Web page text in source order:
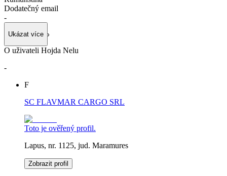
Dodatečný email
-
Ukázat více
O uživateli Hojda Nelu
-
F
SC FLAVMAR CARGO SRL
Toto je ověřený profil.
Lapus, nr. 1125, jud. Maramures
Zobrazit profil